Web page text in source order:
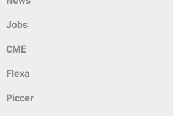
Jobs
CME
Flexa
Piccer